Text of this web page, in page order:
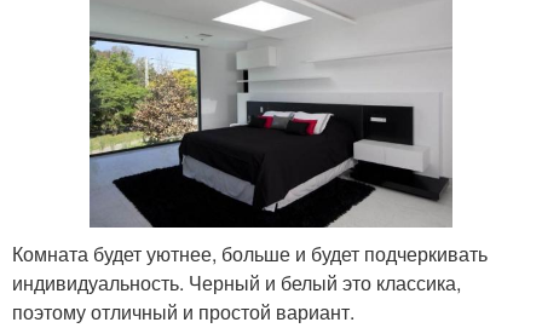
Комната будет уютнее, больше и будет подчеркивать
индивидуальность. Черный и белый это классика,
поэтому отличный и простой вариант.